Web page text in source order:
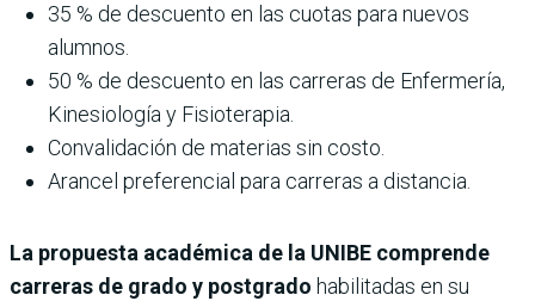
35 % de descuento en las cuotas para nuevos
alumnos.
50 % de descuento en las carreras de Enfermería,
Kinesiología y Fisioterapia.
Convalidación de materias sin costo.
Arancel preferencial para carreras a distancia.
La propuesta académica de la UNIBE comprende
carreras de grado y postgrado habilitadas en su